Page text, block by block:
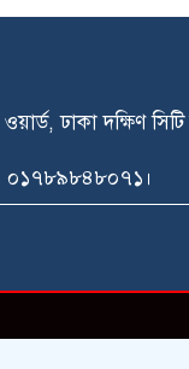
ঢাকা দক্ষিণ
০১৭৮৯৮৪৮০৭১।